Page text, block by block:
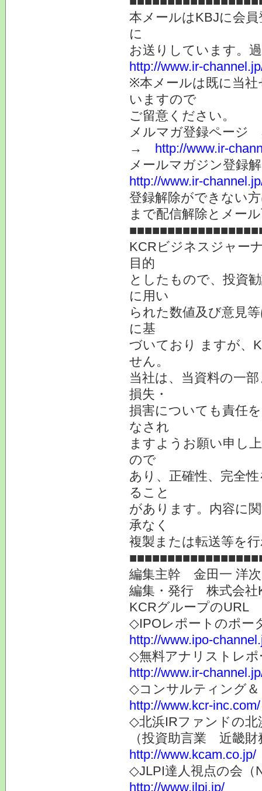
本メールはKBJに会
に
お送りしています。
http://www.ir-
※本メールは既に当
いますので
ご留意ください。
メルマガ登録ページ
→ http://www.ir-
メールマガジン登録
http://www.ir-
登録解除ができない
まで配信解除とメー
KCRビジネスジャー
目的
としたもので、投資
に用い
られた数値及び意見
に基
づいており ますが、
せん。
当社は、当資料の一
損失・
損害についても責任
なされ
ますようお願い申し
ので
あり、正確性、完全
ること
があります。内容に
承なく
複製または転送等を
編集主幹 金田一 洋
編集・発行 株式会社
KCRグループのURL
◇IPOレポートのポー
http://www.ipo-
◇無料アナリストレ
http://www.ir-
◇コンサルティング＆
http://www.kcr-inc.com/
◇北浜IRファンドの北
（投資助言業 近畿財
http://www.kcam.co.jp/
◇JLPI達人視点の会（
http://www.jlpi.jp/